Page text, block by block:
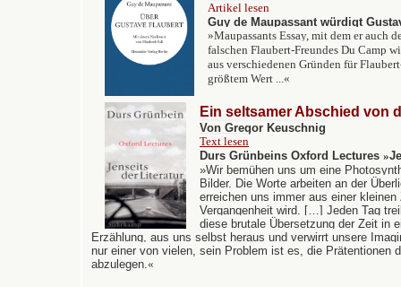
Artikel lesen
Guy de Maupassant würdigt
»Maupassants Essay, mit dem er auch
falschen Flaubert-Freundes Du Camp
aus verschiedenen Gründen für
größtem Wert ...«
Ein seltsamer Abschied von
Von Gregor Keuschnig
Text lesen
Durs Grünbeins Oxford Lectures »
»Wir bemühen uns um eine
Bilder. Die Worte arbeiten an der
erreichen uns immer aus einer
Vergangenheit wird. […] Jeden Tag
diese brutale Übersetzung der Zeit in
Erzählung, aus uns selbst heraus und verwirrt unsere
nur einer von vielen, sein Problem ist es, die Prätentionen
abzulegen.«